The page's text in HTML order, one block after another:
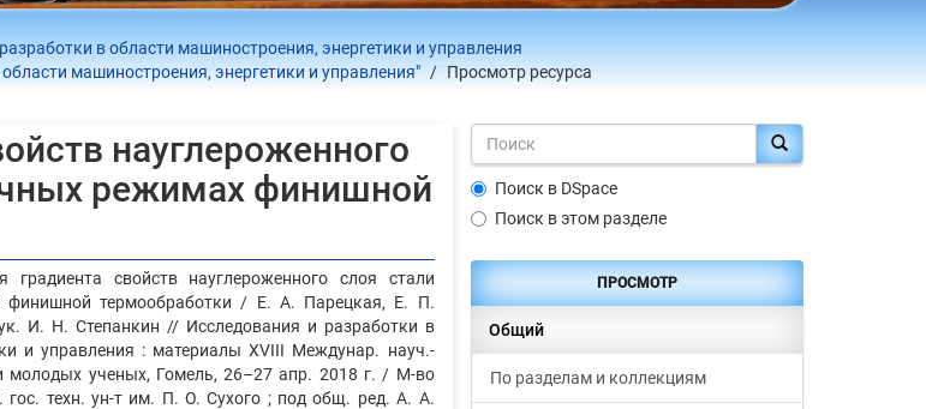
в области машиностроения, энергетики и управления
машиностроения, энергетики и управления"
Просмотр ресурса
науглероженного
режимах финишной
свойств науглероженного слоя стали
финишной термообработки / Е. А. Парецкая, Е. П.
И. Н. Степанкин // Исследования и разработки в
и управления : материалы XVIII Междунар. науч.-
молодых ученых, Гомель, 26–27 апр. 2018 г. / М-во
гос. техн. ун-т им. П. О. Сухого ; под общ. ред. А. А.
Поиск в DSpace
Поиск в этом разделе
ПРОСМОТР
Общий
По разделам и коллекциям